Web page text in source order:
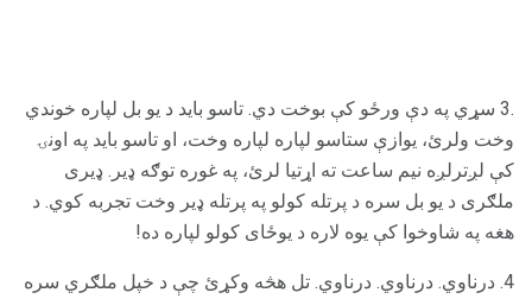
.3 سړي په دې ورځو کې بوخت دي. تاسو باید د یو بل لپاره خوندي
وخت ولرئ، یوازې ستاسو لپاره لپاره وخت، او تاسو باید په اونۍ
کې لږترلږه نیم ساعت ته اړتیا لرئ، په غوره توګه ډیر. ډیری
ملګری د یو بل سره د پرتله کولو په پرتله ډیر وخت تجربه کوي. د
هغه په ​​شاوخوا کې یوه لاره د یوځای کولو لپاره ده!
4. درناوي. درناوي. درناوي. تل هڅه وکړئ چې د خپل ملګري سره